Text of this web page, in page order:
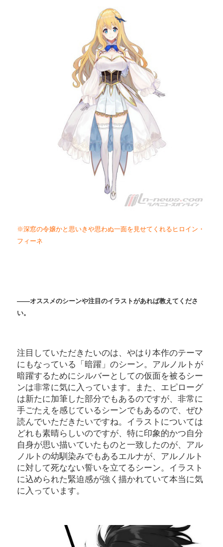
※深窓の令嬢かと思いきや思わぬ一面を見せてくれるヒロイン・
フィーネ
――オススメのシーンや注目のイラストがあれば教えてくださ
い。
注目していただきたいのは、やはり本作のテーマ
にもなっている「暗躍」のシーン。アルノルトが
暗躍するためにシルバーとしての仮面を被るシー
ンは非常に気に入っています。また、エピローグ
は新たに加筆した部分でもあるのですが、非常に
手ごたえを感じているシーンでもあるので、ぜひ
読んでいただきたいですね。イラストについては
どれも素晴らしいのですが、特に印象的かつ自分
自身が思い描いていたものと一致したのが、アル
ノルトの幼馴染みでもあるエルナが、アルノルト
に対して死なない誓いを立てるシーン。イラスト
に込められた緊迫感が強く描かれていて本当に気
に入っています。